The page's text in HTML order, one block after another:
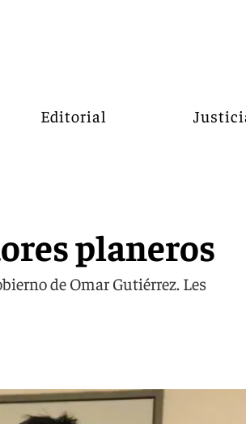
Editorial
planeros
de Omar Gutiérrez. Les